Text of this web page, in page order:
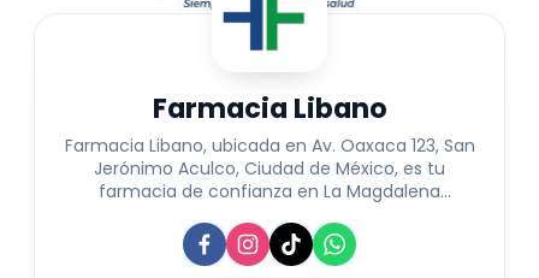
Farmacia Libano
Farmacia Libano, ubicada en Av. Oaxaca 123, San
Jerónimo Aculco, Ciudad de México, es tu
farmacia de confianza en La Magdalena
medicamentos, productos de belleza y cuidado
personal, además de asesoría especializada para